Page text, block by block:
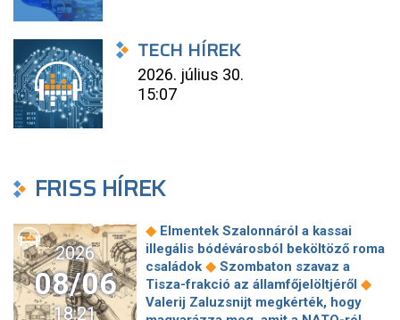
TECH HÍREK
2026. július 30.
15:07
FRISS HÍREK
2026
08/06
18:21
◆ Elmentek Szalonnáról a kassai
illegális bódévárosból beköltöző roma
családok ◆ Szombaton szavaz a
Tisza-frakció az államfőjelöltjéről ◆
Valerij Zaluzsnijt megkérték, hogy